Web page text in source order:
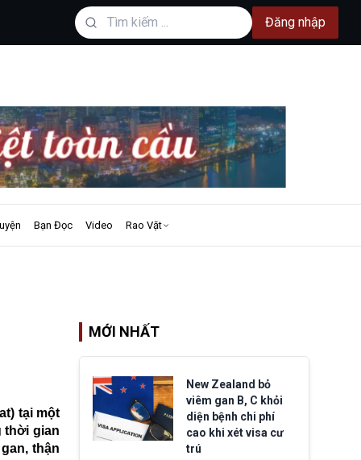
Đăng nhập
Bạn Đọc Video Rao Vặt
tại một
thời gian
thận
MỚI NHẤT
New Zealand bỏ
viêm gan B, C khỏi
diện bệnh chi phí
cao khi xét visa cư
trú